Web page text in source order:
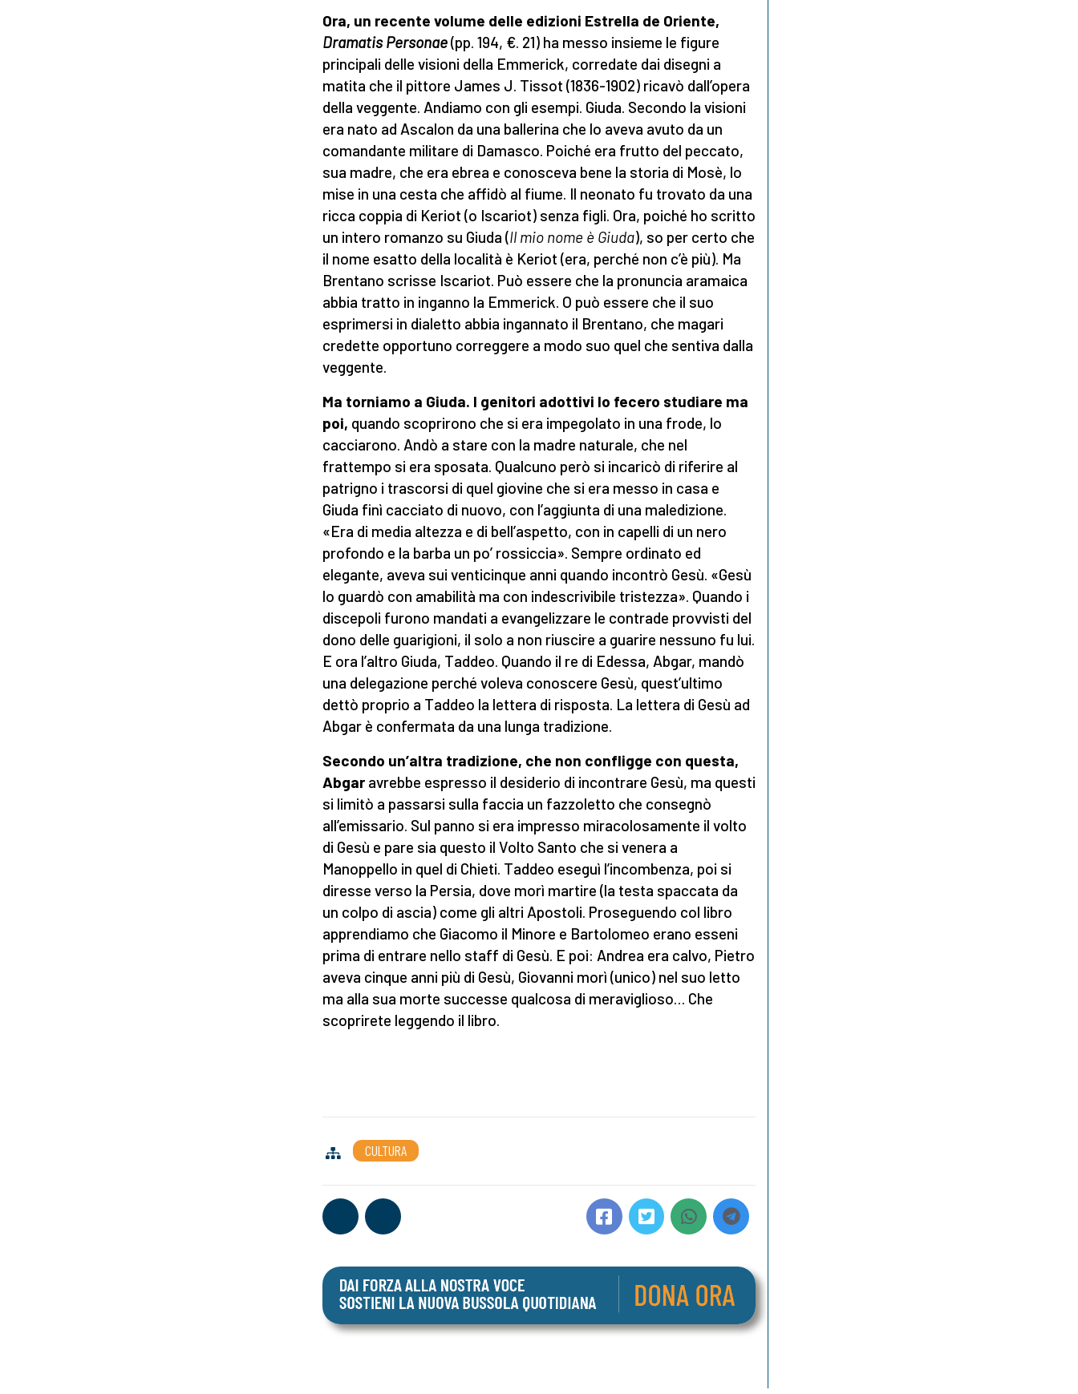
Ora, un recente volume delle edizioni Estrella de Oriente,
Dramatis Personae(pp. 194, €. 21) ha messo insieme le figure
principali delle visioni della Emmerick, corredate dai disegni a
matita che il pittore James J. Tissot (1836-1902) ricavò dall’opera
della veggente. Andiamo con gli esempi. Giuda. Secondo la visioni
era nato ad Ascalon da una ballerina che lo aveva avuto da un
comandante militare di Damasco. Poiché era frutto del peccato,
sua madre, che era ebrea e conosceva bene la storia di Mosè, lo
mise in una cesta che affidò al fiume. Il neonato fu trovato da una
ricca coppia di Keriot (o Iscariot) senza figli. Ora, poiché ho scritto
un intero romanzo su Giuda (Il mio nome è Giuda), so per certo che
il nome esatto della località è Keriot (era, perché non c’è più). Ma
Brentano scrisse Iscariot. Può essere che la pronuncia aramaica
abbia tratto in inganno la Emmerick. O può essere che il suo
esprimersi in dialetto abbia ingannato il Brentano, che magari
credette opportuno correggere a modo suo quel che sentiva dalla
veggente.
Ma torniamo a Giuda. I genitori adottivi lo fecero studiare ma
poi, quando scoprirono che si era impegolato in una frode, lo
cacciarono. Andò a stare con la madre naturale, che nel
frattempo si era sposata. Qualcuno però si incaricò di riferire al
patrigno i trascorsi di quel giovine che si era messo in casa e
Giuda finì cacciato di nuovo, con l’aggiunta di una maledizione.
«Era di media altezza e di bell’aspetto, con in capelli di un nero
profondo e la barba un po’ rossiccia». Sempre ordinato ed
elegante, aveva sui venticinque anni quando incontrò Gesù. «Gesù
lo guardò con amabilità ma con indescrivibile tristezza». Quando i
discepoli furono mandati a evangelizzare le contrade provvisti del
dono delle guarigioni, il solo a non riuscire a guarire nessuno fu lui.
E ora l’altro Giuda, Taddeo. Quando il re di Edessa, Abgar, mandò
una delegazione perché voleva conoscere Gesù, quest’ultimo
dettò proprio a Taddeo la lettera di risposta. La lettera di Gesù ad
Abgar è confermata da una lunga tradizione.
Secondo un’altra tradizione, che non confligge con questa,
Abgar avrebbe espresso il desiderio di incontrare Gesù, ma questi
si limitò a passarsi sulla faccia un fazzoletto che consegnò
all’emissario. Sul panno si era impresso miracolosamente il volto
di Gesù e pare sia questo il Volto Santo che si venera a
Manoppello in quel di Chieti. Taddeo eseguì l’incombenza, poi si
diresse verso la Persia, dove morì martire (la testa spaccata da
un colpo di ascia) come gli altri Apostoli. Proseguendo col libro
apprendiamo che Giacomo il Minore e Bartolomeo erano esseni
prima di entrare nello staff di Gesù. E poi: Andrea era calvo, Pietro
aveva cinque anni più di Gesù, Giovanni morì (unico) nel suo letto
ma alla sua morte successe qualcosa di meraviglioso… Che
scoprirete leggendo il libro.
CULTURA